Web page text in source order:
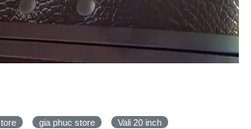
gia phuc store Vali 20 inch